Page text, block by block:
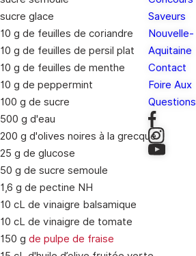
Saveurs
Nouvelle-
Aquitaine
Contact
Foire Aux
Questions
sucre glace
10 g de feuilles de coriandre
10 g de feuilles de persil plat
10 g de feuilles de menthe
10 g de peppermint
100 g de sucre
500 g d'eau
200 g d'olives noires à la grecque
25 g de glucose
50 g de sucre semoule
1,6 g de pectine NH
10 cL de vinaigre balsamique
10 cL de vinaigre de tomate
150 g de pulpe de fraise